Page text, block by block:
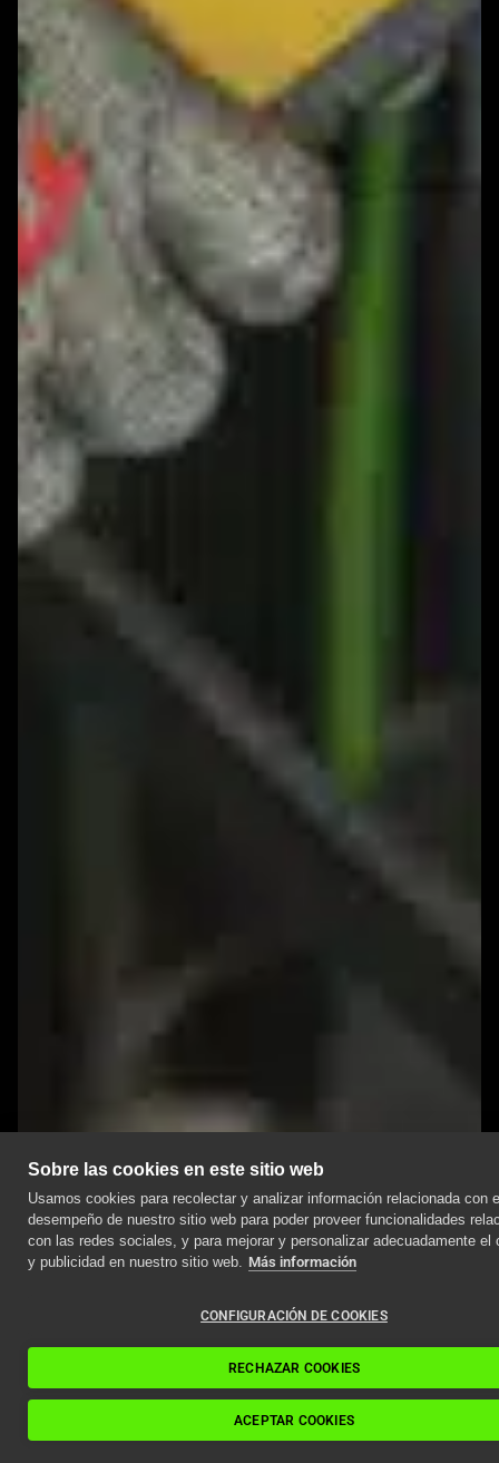
Sobre las cookies en este sitio web
Usamos cookies para recolectar y analizar información relacionada con
desempeño de nuestro sitio web para poder proveer funcionalidades
con las redes sociales, y para mejorar y personalizar adecuadamente el
y publicidad en nuestro sitio web. Más información
CONFIGURACIÓN DE COOKIES
RECHAZAR COOKIES
ACEPTAR COOKIES